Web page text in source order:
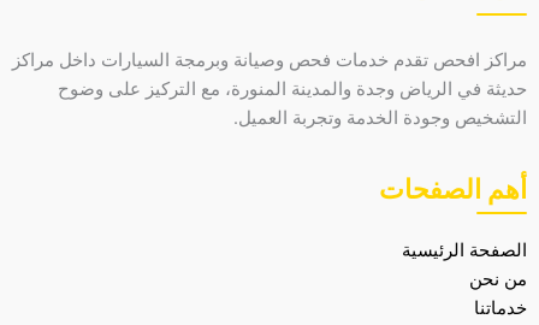
مراكز افحص تقدم خدمات فحص وصيانة وبرمجة السيارات داخل مراكز
حديثة في الرياض وجدة والمدينة المنورة، مع التركيز على وضوح
التشخيص وجودة الخدمة وتجربة العميل.
أهم الصفحات
الصفحة الرئيسية
من نحن
خدماتنا